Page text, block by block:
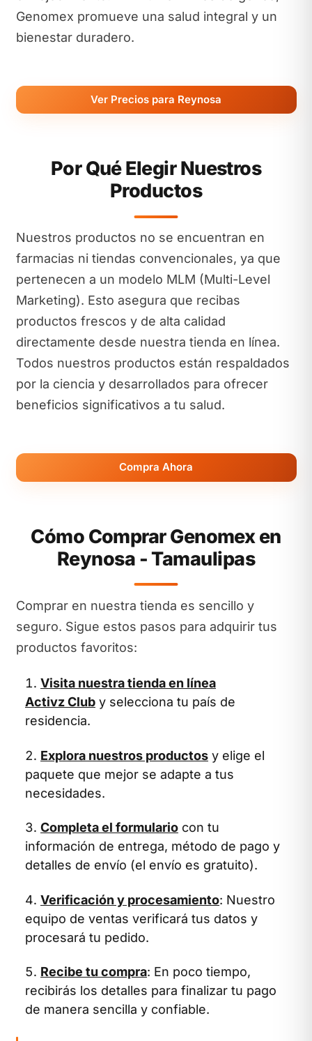
Genomex promueve una salud integral y un
bienestar duradero.
Ver Precios para Reynosa
Por Qué Elegir Nuestros
Productos
Nuestros productos no se encuentran en
farmacias ni tiendas convencionales, ya que
pertenecen a un modelo MLM (Multi-Level
Marketing). Esto asegura que recibas
productos frescos y de alta calidad
directamente desde nuestra tienda en línea.
Todos nuestros productos están respaldados
por la ciencia y desarrollados para ofrecer
beneficios significativos a tu salud.
Compra Ahora
Cómo Comprar Genomex en
Reynosa - Tamaulipas
Comprar en nuestra tienda es sencillo y
seguro. Sigue estos pasos para adquirir tus
productos favoritos:
Visita nuestra tienda en línea
Activz Club y selecciona tu país de
residencia.
Explora nuestros productos y elige el
paquete que mejor se adapte a tus
necesidades.
Completa el formulario con tu
información de entrega, método de pago y
detalles de envío (el envío es gratuito).
Verificación y procesamiento: Nuestro
equipo de ventas verificará tus datos y
procesará tu pedido.
Recibe tu compra: En poco tiempo,
recibirás los detalles para finalizar tu pago
de manera sencilla y confiable.